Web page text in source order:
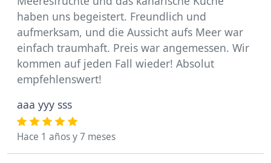
haben uns begeistert. Freundlich und
aufmerksam, und die Aussicht aufs Meer war
einfach traumhaft. Preis war angemessen. Wir
kommen auf jeden Fall wieder! Absolut
empfehlenswert!
aaa yyy sss
Hace 1 años y 7 meses